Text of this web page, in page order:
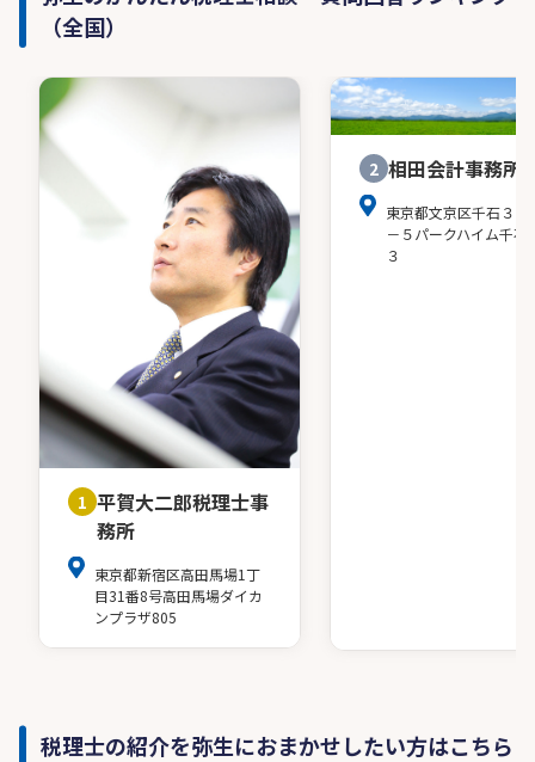
（全国）
1 平賀大二郎税理士事
務所
東京都新宿区高田馬場1丁
目31番8号高田馬場ダイカ
ンプラザ805
2 相田会計事務所
東京都文京区千石３－
－５パークハイム千石
３
税理士の紹介を弥生におまかせしたい方はこちら